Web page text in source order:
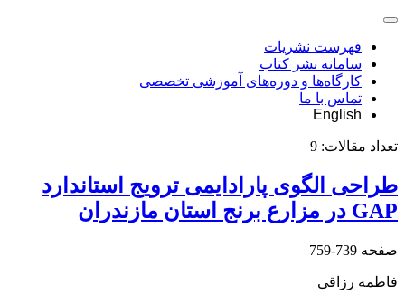
فهرست نشریات
سامانه نشر کتاب
کارگاه‌ها و دوره‌های آموزشی تخصصی
تماس با ما
English
تعداد مقالات: 9
طراحی الگوی پارادایمی ترویج استاندارد
GAP در مزارع برنج استان مازندران
صفحه 739-759
فاطمه رزاقی